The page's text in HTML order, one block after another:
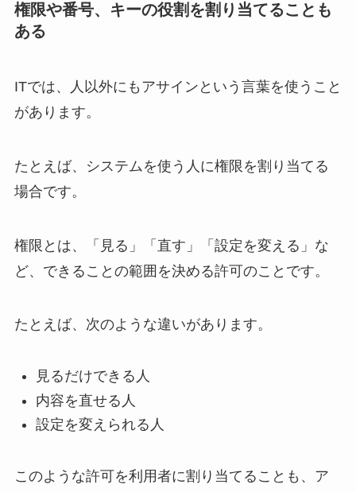
権限や番号、キーの役割を割り当てることも
ある
ITでは、人以外にもアサインという言葉を使うこと
があります。
たとえば、システムを使う人に権限を割り当てる
場合です。
権限とは、「見る」「直す」「設定を変える」な
ど、できることの範囲を決める許可のことです。
たとえば、次のような違いがあります。
見るだけできる人
内容を直せる人
設定を変えられる人
このような許可を利用者に割り当てることも、ア